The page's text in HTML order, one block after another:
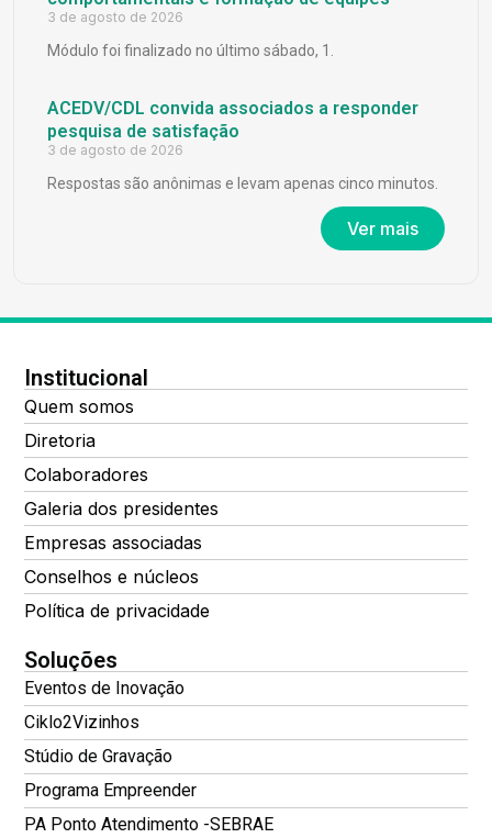
3 de agosto de 2026
Módulo foi finalizado no último sábado, 1.
ACEDV/CDL convida associados a responder
pesquisa de satisfação
3 de agosto de 2026
Respostas são anônimas e levam apenas cinco minutos.
Ver mais
Institucional
Quem somos
Diretoria
Colaboradores
Galeria dos presidentes
Empresas associadas
Conselhos e núcleos
Política de privacidade
Soluções
Eventos de Inovação
Ciklo2Vizinhos
Stúdio de Gravação
Programa Empreender
PA Ponto Atendimento -SEBRAE